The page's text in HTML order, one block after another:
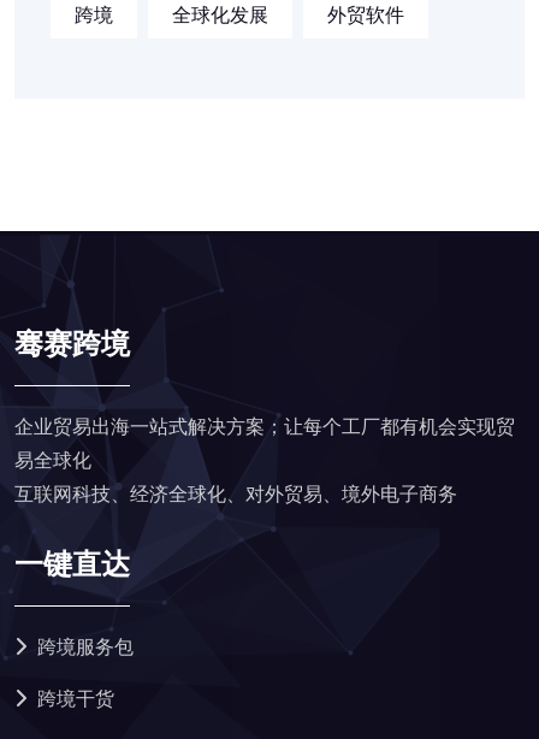
跨境 全球化发展 外贸软件
骞赛跨境
企业贸易出海一站式解决方案；让每个工厂都有机会实现贸
易全球化
互联网科技、经济全球化、对外贸易、境外电子商务
一键直达
跨境服务包
跨境干货